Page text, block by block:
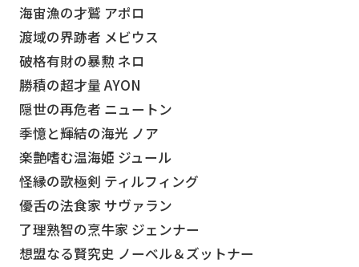
海宙漁の才鷲 アポロ
渡域の界跡者 メビウス
破格有財の暴勲 ネロ
勝積の超才量 AYON
隠世の再危者 ニュートン
季憶と輝結の海光 ノア
楽艶嗜む温海姫 ジュール
怪縁の歌極剣 ティルフィング
優舌の法食家 サヴァラン
了理熟智の烹牛家 ジェンナー
想盟なる賢究史 ノーベル＆ズットナー